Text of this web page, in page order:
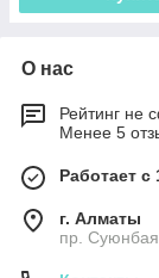
О нас
Рейтинг не
Менее 5
Работает с
г. Алматы
пр.